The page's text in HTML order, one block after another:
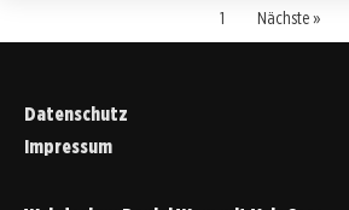
1 Nächste »
Datenschutz
Impressum